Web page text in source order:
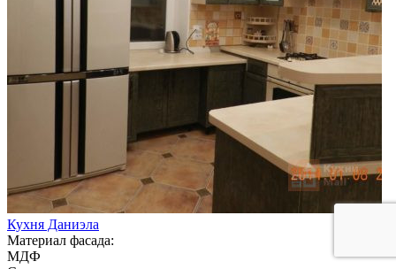
Кухня Даниэла
Материал фасада:
МДФ